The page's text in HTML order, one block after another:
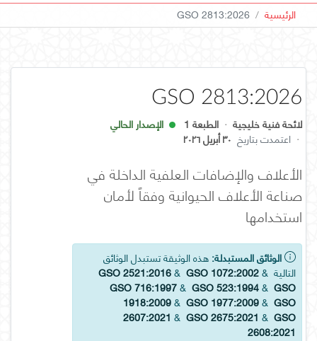
الرئيسية GSO 2813:2026
GSO 2813:2026
لائحة فنية خليجية · الطبعة 1
الإصدار الحالي
· اعتمدت بتاريخ ٣٠ أبريل ٢٠٢٦
الأعلاف والإضافات العلفية الداخلة في
صناعة الأعلاف الحيوانية وفقاً لأمان
استخدامها
الوثائق المستبدلة: هذه الوثيقة تستبدل الوثائق
التالية
GSO 2521:2016& GSO 1072:2002&
GSO 716:1997& GSO 523:1994& GSO
1918:2009& GSO 1977:2009& GSO
2607:2021 & GSO 2675:2021 & GSO
2608:2021